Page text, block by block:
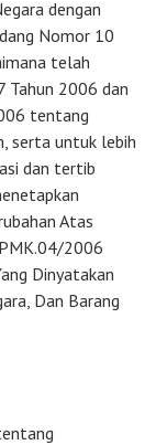
dengan
Nomor 10
telah
Tahun 2006 dan
tentang
serta untuk lebih
dan tertib
Atas
2006
Dinyatakan
Dan Barang